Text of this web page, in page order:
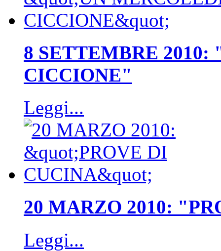
8 SETTEMBRE 2010:
CICCIONE"
Leggi...
20 MARZO 2010:
Leggi...